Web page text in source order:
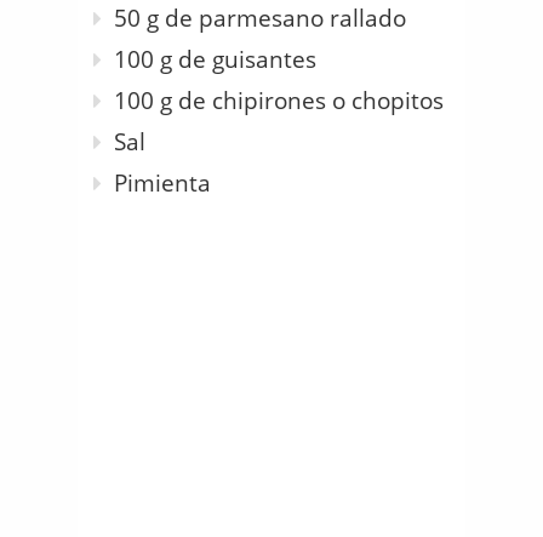
50 g de parmesano rallado
100 g de guisantes
100 g de chipirones o chopitos
Sal
Pimienta